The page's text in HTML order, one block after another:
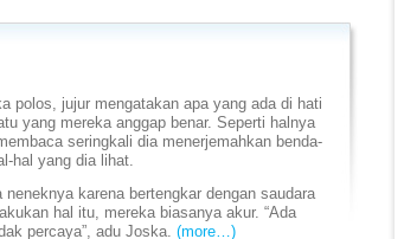
polos, jujur mengatakan apa yang ada di hati
yang mereka anggap benar. Seperti halnya
seringkali dia menerjemahkan benda-
hal yang dia lihat.
karena bertengkar dengan saudara
hal itu, mereka biasanya akur. “Ada
percaya”, adu Joska. (more…)